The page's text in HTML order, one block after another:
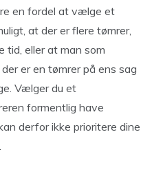
en fordel at vælge et
at der er flere tømrer,
tid, eller at man som
er en tømrer på ens sag
Vælger du et
formentlig have
derfor ikke prioritere dine